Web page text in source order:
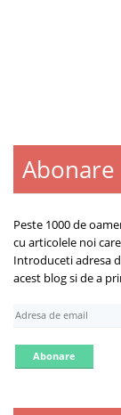
Peste 1000 de
cu articolele noi
Introduceti adresa
acest blog si de a
A
r
e